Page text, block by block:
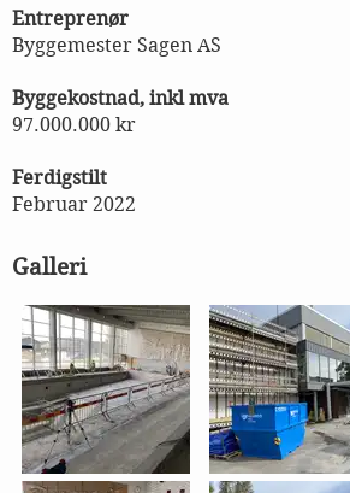
Entreprenør
Byggemester Sagen AS
Byggekostnad, inkl mva
97.000.000 kr
Ferdigstilt
Februar 2022
Galleri